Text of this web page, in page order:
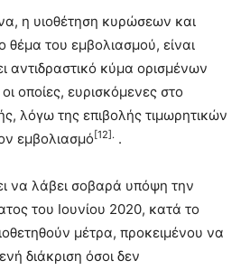
η υιοθέτηση κυρώσεων και
θέμα του εμβολιασμού, είναι
αντιδραστικό κύμα ορισμένων
οποίες, ευρισκόμενες στο
λόγω της επιβολής τιμωρητικών
εμβολιασμό [12] . .
να λάβει σοβαρά υπόψη την
του Ιουνίου 2020, κατά το
μέτρα, προκειμένου να
διάκριση όσοι δεν